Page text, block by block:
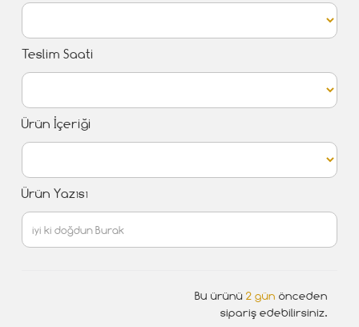
Teslim Saati
Ürün İçeriği
Ürün Yazısı
Bu ürünü 2 gün önceden
sipariş edebilirsiniz.